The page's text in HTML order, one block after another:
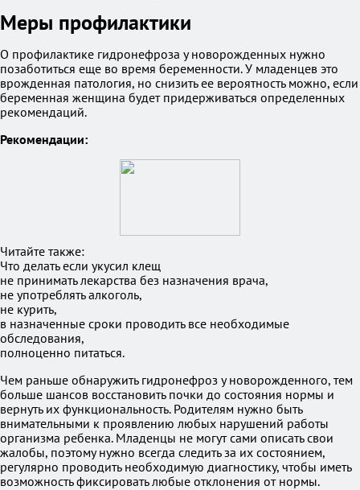
Меры профилактики
О профилактике гидронефроза у новорожденных нужно
позаботиться еще во время беременности. У младенцев это
врожденная патология, но снизить ее вероятность можно, если
беременная женщина будет придерживаться определенных
рекомендаций.
Рекомендации:
Читайте также:
Что делать если укусил клещ
не принимать лекарства без назначения врача,
не употреблять алкоголь,
не курить,
в назначенные сроки проводить все необходимые
обследования,
полноценно питаться.
Чем раньше обнаружить гидронефроз у новорожденного, тем
больше шансов восстановить почки до состояния нормы и
вернуть их функциональность. Родителям нужно быть
внимательными к проявлению любых нарушений работы
организма ребенка. Младенцы не могут сами описать свои
жалобы, поэтому нужно всегда следить за их состоянием,
регулярно проводить необходимую диагностику, чтобы иметь
возможность фиксировать любые отклонения от нормы.